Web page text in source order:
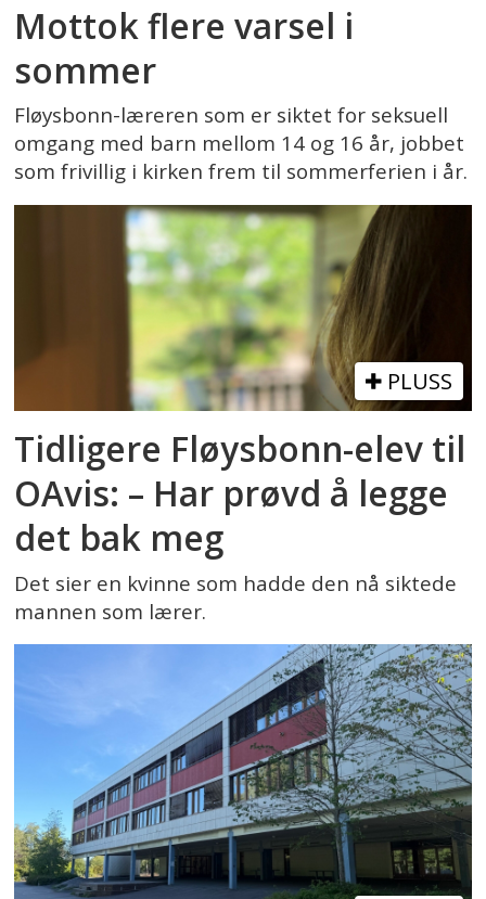
Mottok flere varsel i
sommer
Fløysbonn-læreren som er siktet for seksuell
omgang med barn mellom 14 og 16 år, jobbet
som frivillig i kirken frem til sommerferien i år.
PLUSS
Tidligere Fløysbonn-elev til
OAvis: – Har prøvd å legge
det bak meg
Det sier en kvinne som hadde den nå siktede
mannen som lærer.